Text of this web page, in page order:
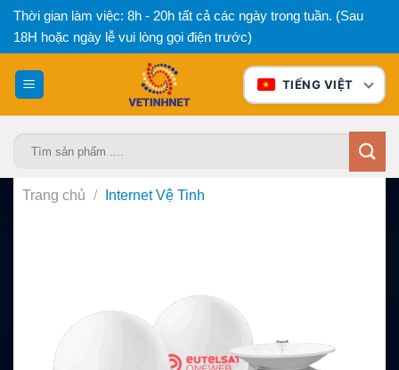
Bỏ
qua
nội
dung
Thời gian làm việc: 8h - 20h tất cả các ngày trong tuần. (Sau
18H hoặc ngày lễ vui lòng gọi điện trước)
TIẾNG VIỆT
Trang chủ / Internet Vệ Tinh